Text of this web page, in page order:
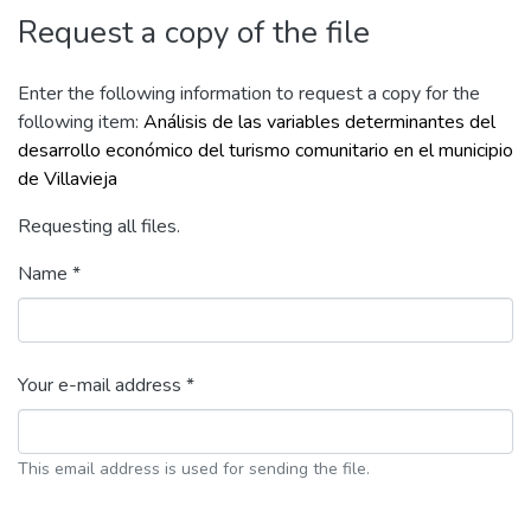
Request a copy of the file
Enter the following information to request a copy for the
following item: Análisis de las variables determinantes del
desarrollo económico del turismo comunitario en el municipio
de Villavieja
Requesting all files.
Name *
Your e-mail address *
This email address is used for sending the file.